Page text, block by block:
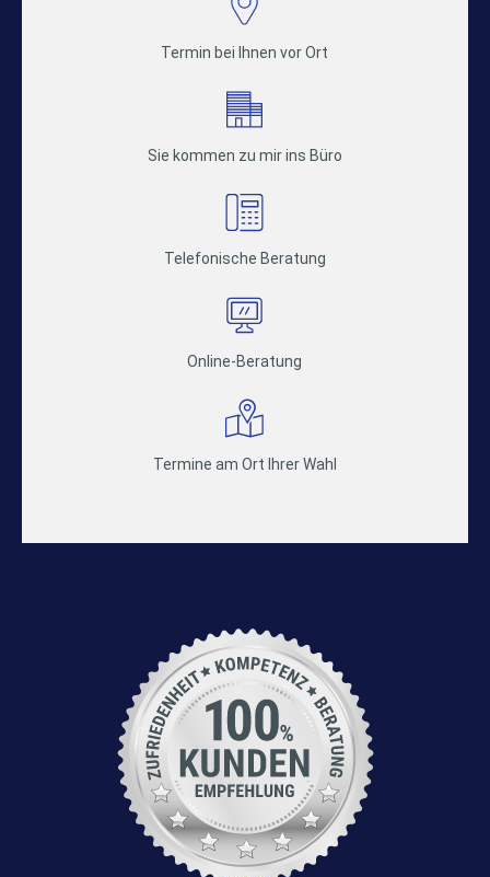
Termin bei Ihnen vor Ort
Sie kommen zu mir ins Büro
Telefonische Beratung
Online-Beratung
Termine am Ort Ihrer Wahl